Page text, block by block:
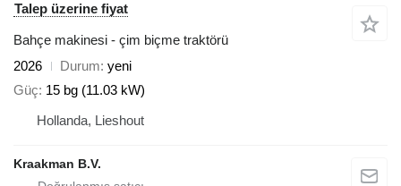
Talep üzerine fiyat
Bahçe makinesi - çim biçme traktörü
2026
Durum yeni
Güç 15 bg (11.03 kW)
Hollanda, Lieshout
Kraakman B.V.